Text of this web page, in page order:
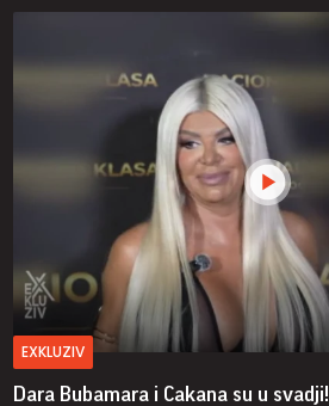
EXKLUZIV
Dara Bubamara i Cakana su u svadji!